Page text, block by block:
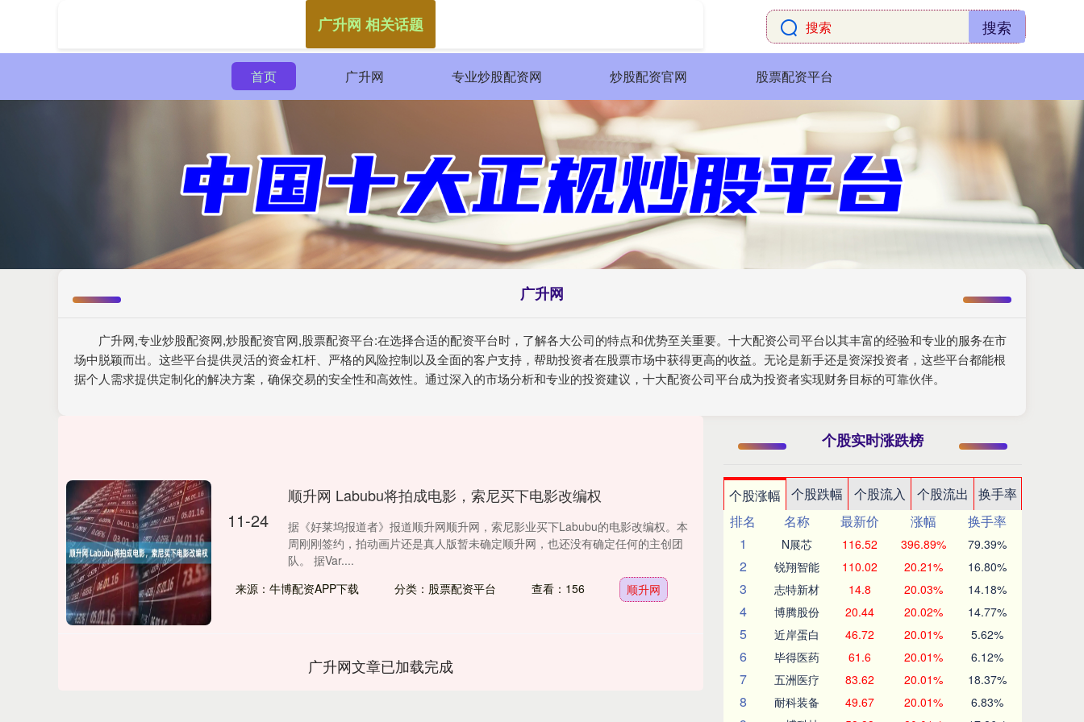
搜索
首页 广升网 专业炒股配资网 炒股配资官网 股票配资平台
广升网
广升网,专业炒股配资网,炒股配资官网,股票配资平台:在选择合适的配资平台时，了解各大公司的特点和优势至关重要。十大配资公司平台以其丰富的经验和专业的服务在市
场中脱颖而出。这些平台提供灵活的资金杠杆、严格的风险控制以及全面的客户支持，帮助投资者在股票市场中获得更高的收益。无论是新手还是资深投资者，这些平台都能根
据个人需求提供定制化的解决方案，确保交易的安全性和高效性。通过深入的市场分析和专业的投资建议，十大配资公司平台成为投资者实现财务目标的可靠伙伴。
广升网 相关话题
11-24
顺升网 Labubu将拍成电影，索尼买下电影改编权
据《好莱坞报道者》报道顺升网顺升网，索尼影业买下Labubu的电影改编权。本
周刚刚签约，拍动画片还是真人版暂未确定顺升网，也还没有确定任何的主创团
队。 据Var....
来源：牛博配资APP下载
分类：股票配资平台 查看：156 顺升网
广升网文章已加载完成
个股实时涨跌榜
个股涨幅 个股跌幅 个股流入 个股流出
换手率
排名
名称 最新价 涨幅
换手率
1
N展芯 116.52 396.89% 79.39%
2 锐翔智能 110.02 20.21% 16.80%
3 志特新材 14.8 20.03% 14.18%
4 博腾股份 20.44 20.02% 14.77%
5 近岸蛋白 46.72 20.01% 5.62%
6 毕得医药 61.6 20.01% 6.12%
7 五洲医疗 83.62 20.01% 18.37%
8 耐科装备 49.67 20.01% 6.83%